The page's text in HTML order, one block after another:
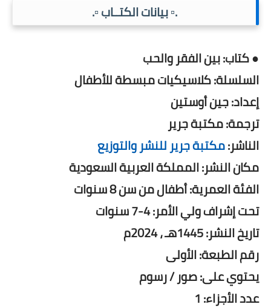
.▫️ بيانات الكتــاب ▫️.
● كتاب: بين الفقر والحب
السلسلة: كلاسيكيات مبسطة للأطفال
إعداد: جين أوستين
ترجمة: مكتبة جرير
الناشر:مكتبة جرير للنشر والتوزيع
مكان النشر: المملكة العربية السعودية
الفئة العمرية: أطفال من سن 8 سنوات
تحت إشراف ولي الأمر: 4-7 سنوات
تاريخ النشر: 1445هـ ، 2024م
رقم الطبعة: الأولى
يحتوي على: صور / رسوم
عدد الأجزاء: 1